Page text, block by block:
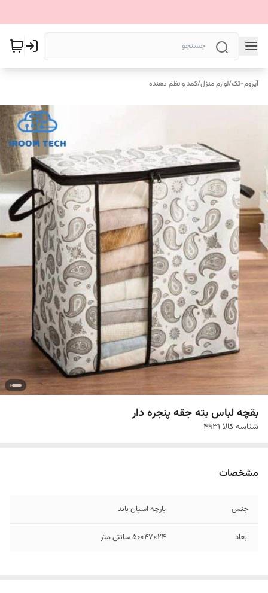
آیروم-تک/لوازم منزل/کمد و نظم دهنده
بقچه لباس بته جقه پنجره دار
شناسه کالا 4931
مشخصات
جنس پارچه اسپان باند
ابعاد 24×47×50 سانتی متر